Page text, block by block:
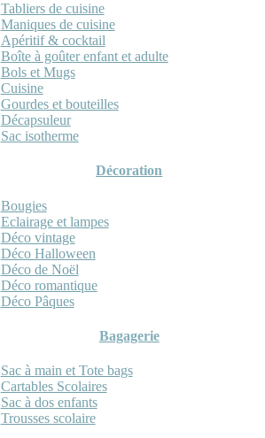
Tabliers de cuisine
Maniques de cuisine
Apéritif & cocktail
Boîte à goûter enfant et adulte
Bols et Mugs
Cuisine
Gourdes et bouteilles
Décapsuleur
Sac isotherme
Décoration
Bougies
Eclairage et lampes
Déco vintage
Déco Halloween
Déco de Noël
Déco romantique
Déco Pâques
Bagagerie
Sac à main et Tote bags
Cartables Scolaires
Sac à dos enfants
Trousses scolaire